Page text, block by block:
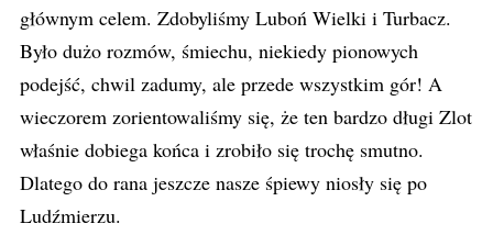
głównym celem. Zdobyliśmy Luboń Wielki i Turbacz.
Było dużo rozmów, śmiechu, niekiedy pionowych
podejść, chwil zadumy, ale przede wszystkim gór! A
wieczorem zorientowaliśmy się, że ten bardzo długi Zlot
właśnie dobiega końca i zrobiło się trochę smutno.
Dlatego do rana jeszcze nasze śpiewy niosły się po
Ludźmierzu.